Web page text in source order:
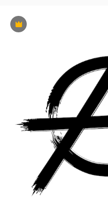
Premium